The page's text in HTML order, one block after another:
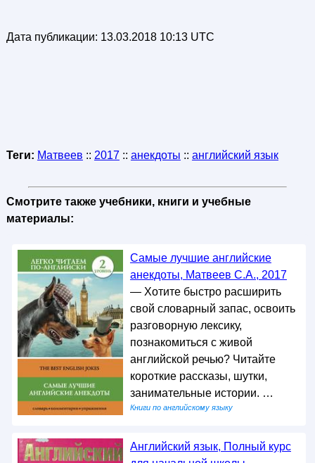
Дата публикации: 13.03.2018 10:13 UTC
Теги: Матвеев :: 2017 :: анекдоты :: английский язык
Смотрите также учебники, книги и учебные
материалы:
Самые лучшие английские
анекдоты, Матвеев С.А., 2017
— Хотите быстро расширить
свой словарный запас, освоить
разговорную лексику,
познакомиться с живой
английской речью? Читайте
короткие рассказы, шутки,
занимательные истории. …
Книги по английскому языку
Английский язык, Полный курс